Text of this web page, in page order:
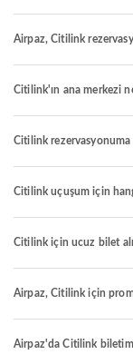
Airpaz, Citilink
Citilink'ın ana merkezi
Citilink rezervasyonuma
Citilink uçuşum için
Citilink için ucuz bilet
Airpaz, Citilink için
Airpaz'da Citilink